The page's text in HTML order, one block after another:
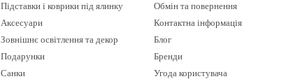
Підставки і коврики під ялинку
Аксесуари
Зовнішнє освітлення та декор
Подарунки
Санки
Обмін та повернення
Контактна інформація
Блог
Бренди
Угода користувача